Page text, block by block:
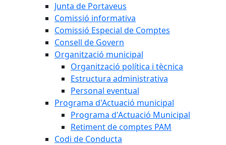
Junta de Portaveus
Comissió informativa
Comissió Especial de Comptes
Consell de Govern
Organització municipal
Organització política i tècnica
Estructura administrativa
Personal eventual
Programa d'Actuació municipal
Programa d'Actuació Municipal
Retiment de comptes PAM
Codi de Conducta